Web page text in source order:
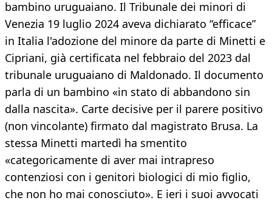
bambino uruguaiano. Il Tribunale dei minori di
Venezia 19 luglio 2024 aveva dichiarato “efficace”
in Italia l'adozione del minore da parte di Minetti e
Cipriani, già certificata nel febbraio del 2023 dal
tribunale uruguaiano di Maldonado. Il documento
parla di un bambino «in stato di abbandono sin
dalla nascita». Carte decisive per il parere positivo
(non vincolante) firmato dal magistrato Brusa. La
stessa Minetti martedì ha smentito
«categoricamente di aver mai intrapreso
contenziosi con i genitori biologici di mio figlio,
che non ho mai conosciuto». E ieri i suoi avvocati